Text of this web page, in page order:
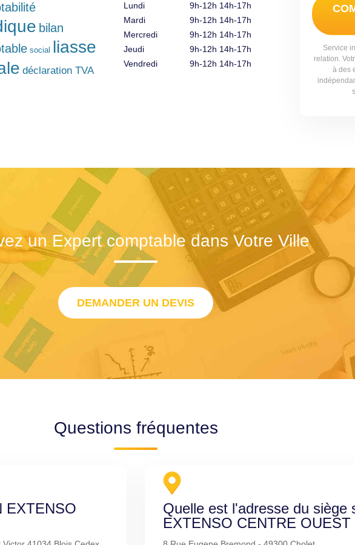
Service
relation.
à des
bilan
social liasse
déclaration TVA
Lundi
Mardi
Mercredi
Jeudi
Vendredi
9h-12h 14h-17h
9h-12h 14h-17h
9h-12h 14h-17h
9h-12h 14h-17h
9h-12h 14h-17h
un Expert comptable dans Votre Ville
DEMANDER UN DEVIS
Questions fréquentes
EXTENSO
Quelle est l'adresse du siège
EXTENSO CENTRE OUEST